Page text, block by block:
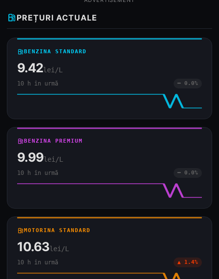
local_gas_station PREȚURI ACTUALE
local_gas_stationBENZINA STANDARD
9.42lei/L
10 h în urmă ━ 0.0%
local_gas_stationBENZINA PREMIUM
9.99lei/L
10 h în urmă ━ 0.0%
local_gas_stationMOTORINA STANDARD
10.63lei/L
10 h în urmă ▲ 1.4%